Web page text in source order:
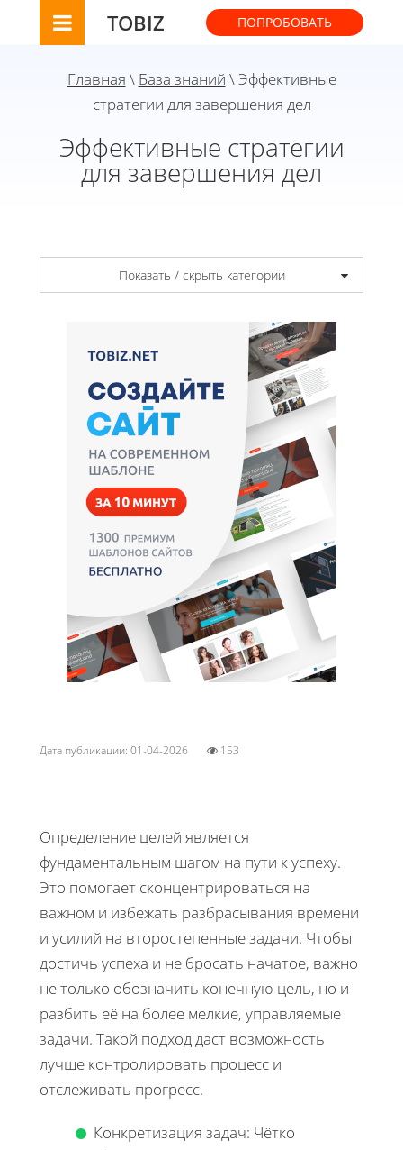
TOBIZ ПОПРОБОВАТЬ
Главная \ База знаний \ Эффективные
стратегии для завершения дел
Эффективные стратегии
для завершения дел
Показать / скрыть категории
Дата публикации: 01-04-2026 153
Определение целей является
фундаментальным шагом на пути к успеху.
Это помогает сконцентрироваться на
важном и избежать разбрасывания времени
и усилий на второстепенные задачи. Чтобы
достичь успеха и не бросать начатое, важно
не только обозначить конечную цель, но и
разбить её на более мелкие, управляемые
задачи. Такой подход даст возможность
лучше контролировать процесс и
отслеживать прогресс.
Конкретизация задач: Чётко